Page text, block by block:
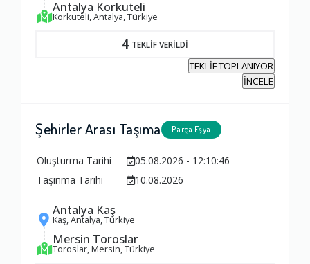
Antalya Korkuteli
Korkuteli, Antalya, Türkiye
4 TEKLİF VERİLDİ
TEKLİF TOPLANIYOR
İNCELE
Şehirler Arası Taşıma Parça Eşya
Oluşturma Tarihi
05.08.2026 - 12:10:46
Taşınma Tarihi
10.08.2026
Antalya Kaş
Kaş, Antalya, Türkiye
Mersin Toroslar
Toroslar, Mersin, Türkiye